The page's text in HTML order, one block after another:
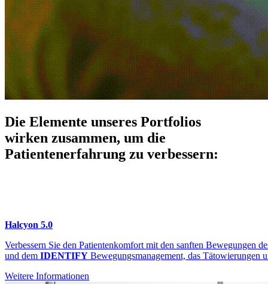
Die Elemente unseres Portfolios
wirken zusammen, um die
Patientenerfahrung zu verbessern:
Halcyon 5.0
Verbessern Sie den Patientenkomfort mit den sanften Bewegungen
und dem IDENTIFY Bewegungsmanagement, das Tätowierungen
Weitere Informationen